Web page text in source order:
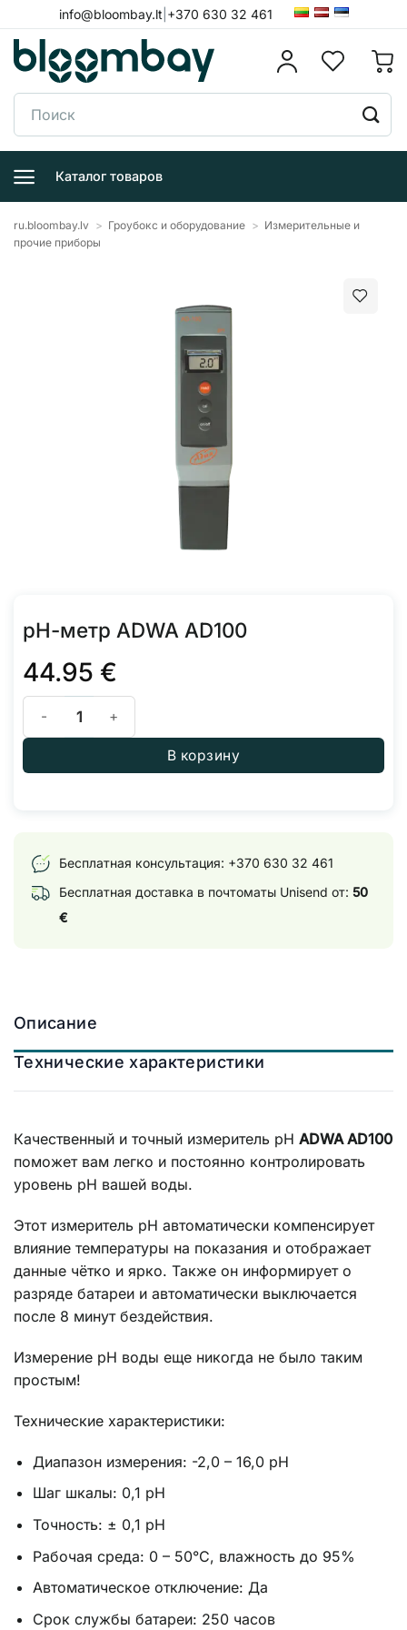
to
content
info@bloombay.lt +370 630 32 461
Поиск:
Каталог товаров
ru.bloombay.lv > Гроубокс и оборудование > Измерительные и
прочие приборы
pH-метр ADWA AD100
44.95 €
Количество товара pH-метр ADWA AD100
В корзину
Бесплатная консультация: +370 630 32 461
Бесплатная доставка в почтоматы Unisend от: 50
€
Описание
Технические характеристики
Качественный и точный измеритель pH ADWA AD100
поможет вам легко и постоянно контролировать
уровень pH вашей воды.
Этот измеритель pH автоматически компенсирует
влияние температуры на показания и отображает
данные чётко и ярко. Также он информирует о
разряде батареи и автоматически выключается
после 8 минут бездействия.
Измерение pH воды еще никогда не было таким
простым!
Технические характеристики:
Диапазон измерения: -2,0 – 16,0 pH
Шаг шкалы: 0,1 pH
Точность: ± 0,1 pH
Рабочая среда: 0 – 50°C, влажность до 95%
Автоматическое отключение: Да
Срок службы батареи: 250 часов